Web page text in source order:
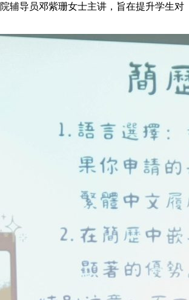
辅导员邓紫珊女士主讲，旨在提升学生对